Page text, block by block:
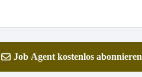
Job Agent kostenlos abonnieren